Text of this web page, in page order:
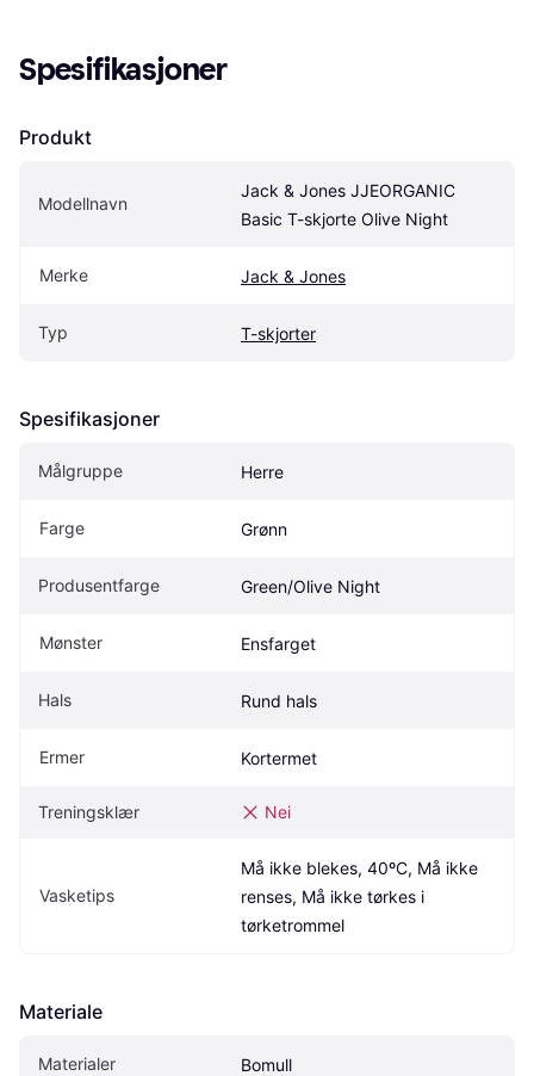
Spesifikasjoner
Produkt
Modellnavn
Jack & Jones JJEORGANIC
Basic T-skjorte Olive Night
Merke Jack & Jones
Typ T-skjorter
Spesifikasjoner
Målgruppe Herre
Farge Grønn
Produsentfarge Green/Olive Night
Mønster Ensfarget
Hals Rund hals
Ermer Kortermet
Treningsklær Nei
Vasketips
Må ikke blekes, 40ºC, Må ikke
renses, Må ikke tørkes i
tørketrommel
Materiale
Materialer Bomull